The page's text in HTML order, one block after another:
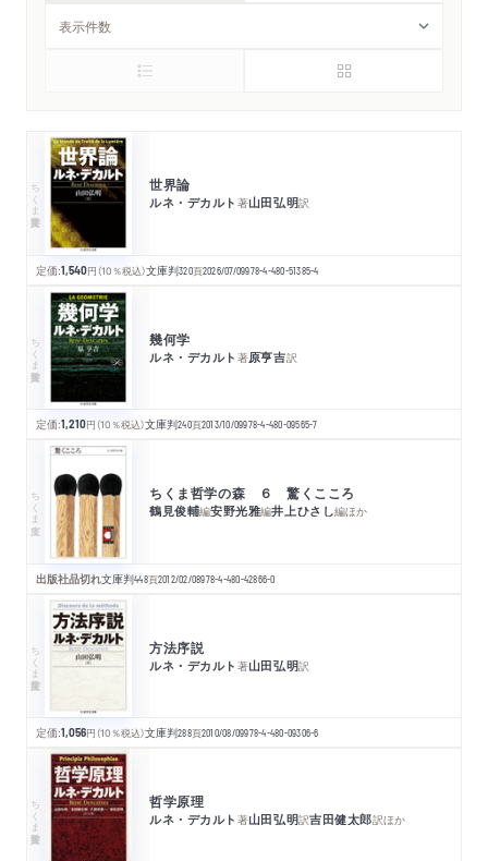
ちくま学芸文庫 世界論
ルネ・デカルト 著山田弘明訳
定価:1,540円 （10％税込）文庫判320頁2026/07/09978-4-480-51385-4
ちくま学芸文庫 幾何学
ルネ・デカルト 著原亨吉訳
定価:1,210円 （10％税込）文庫判240頁2013/10/09978-4-480-09565-7
ちくま文庫 ちくま哲学の森 ６ 驚くこころ
鶴見俊輔編安野光雅編井上ひさし編ほか
出版社品切れ文庫判448頁2012/02/08978-4-480-42866-0
ちくま学芸文庫 方法序説
ルネ・デカルト 著山田弘明訳
定価:1,056円 （10％税込）文庫判288頁2010/08/09978-4-480-09306-6
ちくま学芸文庫 哲学原理
ルネ・デカルト 著山田弘明訳吉田健太郎訳ほか